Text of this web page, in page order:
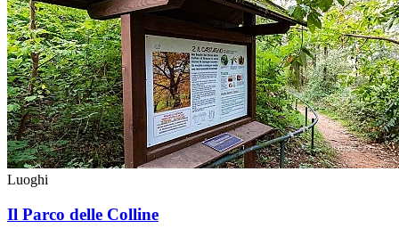
Luoghi
Il Parco delle Colline